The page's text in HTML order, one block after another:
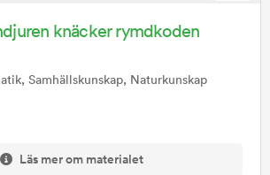
knäcker rymdkoden
Samhällskunskap, Naturkunskap
Läs mer om materialet